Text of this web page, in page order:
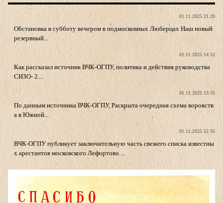
01.11.2025 21:20
Обстановка в субботу вечером в подмосковных Люберцах Наш новый
резервный...
01.11.2025 14:32
Как рассказал источник ВЧК-ОГПУ, политика и действия руководства
СИЗО- 2...
01.11.2025 13:35
По данным источника ВЧК-ОГПУ, Раскрыта очередная схема воровств
а в Южной...
01.11.2025 12:35
ВЧК-ОГПУ публикует заключительную часть свежего списка известны
х арестантов московского Лефортово....